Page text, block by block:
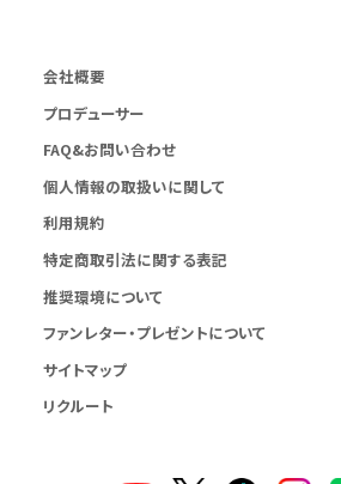
会社概要
プロデューサー
FAQ&お問い合わせ
個人情報の取扱いに関して
利用規約
特定商取引法に関する表記
推奨環境について
ファンレター・プレゼントについて
サイトマップ
リクルート